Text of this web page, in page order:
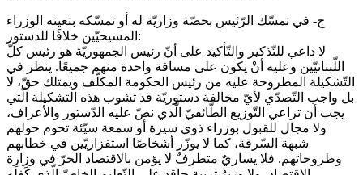
ج- في تمسّك الرّئيس بحصّة وزاريّة له أو تمسّكه بتعينه الوزراء
المسيحيّين خلافًا للدستور:
لا داعي للتّذكير والتّأكيد على أنّ رئيس الجمهوريّة هو رئيس كلّ
اللّبنانيّين وعليه أنْ يكون على مسافة واحدة منهم جميعًا. ينظر في
التّشكيلة المطروحة عليه من رئيس الحكومة المكلّف ويمتلك حقّ، لا
بل واجب التّصدّي لأيّ مخالفة دستوريّة قد تشوب هذه التشكيلة الّتي
يجب أن تراعي التّوزيع الطّائفيّ الّذي نصّ عليه الدّستور والأعراف،
ولا مجال للقبول بوزراء ذوي سيرة أو سمعة سيّئة تحوم حولهم
شبهة السّرقة، كما لا يوزّر أشخاصًا استفزازيّين في خطابهم
وطروحاتهم. فلا يساريٌ متطرفٌ لا يؤمن بالاقتصاد الحرّ في وزارة